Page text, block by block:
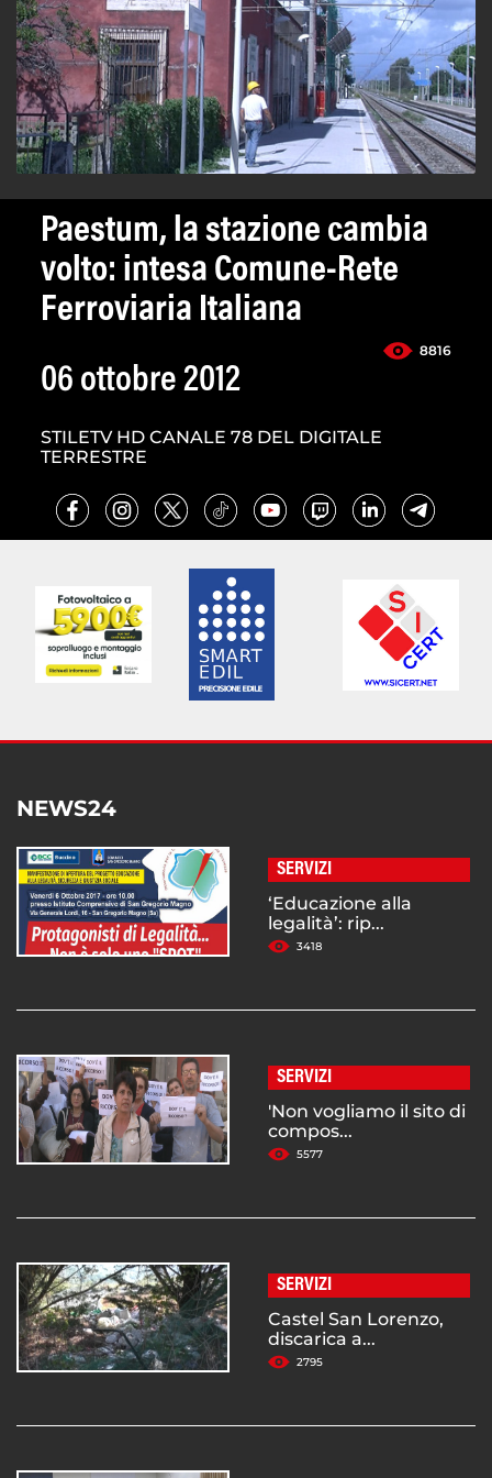
Paestum, la stazione cambia
volto: intesa Comune-Rete
Ferroviaria Italiana
8816
06 ottobre 2012
STILETV HD CANALE 78 DEL DIGITALE
TERRESTRE
NEWS24
SERVIZI
‘Educazione alla
legalità’: rip...
3418
SERVIZI
'Non vogliamo il sito di
compos...
5577
SERVIZI
Castel San Lorenzo,
discarica a...
2795